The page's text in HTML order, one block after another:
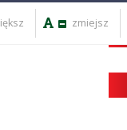
zmiejsz